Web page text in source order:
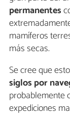
permanentes
mamíferos
más secas.
Se cree que
siglos por
probablemente
expediciones